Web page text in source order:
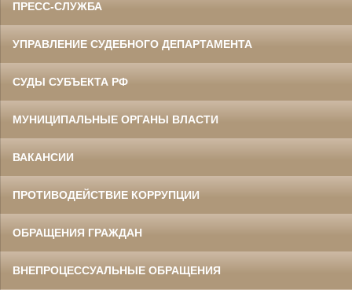
ПРЕСС-СЛУЖБА
УПРАВЛЕНИЕ СУДЕБНОГО ДЕПАРТАМЕНТА
СУДЫ СУБЪЕКТА РФ
МУНИЦИПАЛЬНЫЕ ОРГАНЫ ВЛАСТИ
ВАКАНСИИ
ПРОТИВОДЕЙСТВИЕ КОРРУПЦИИ
ОБРАЩЕНИЯ ГРАЖДАН
ВНЕПРОЦЕССУАЛЬНЫЕ ОБРАЩЕНИЯ